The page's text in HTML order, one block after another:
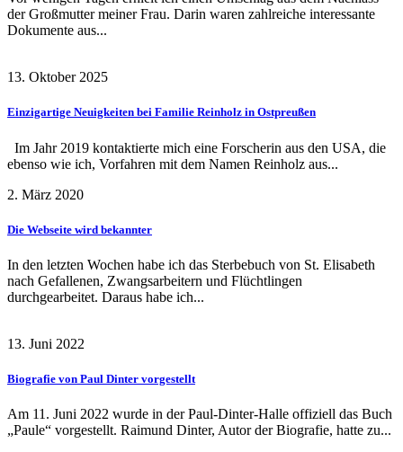
der Großmutter meiner Frau. Darin waren zahlreiche interessante
Dokumente aus...
13. Oktober 2025
Einzigartige Neuigkeiten bei Familie Reinholz in Ostpreußen
Im Jahr 2019 kontaktierte mich eine Forscherin aus den USA, die
ebenso wie ich, Vorfahren mit dem Namen Reinholz aus...
2. März 2020
Die Webseite wird bekannter
In den letzten Wochen habe ich das Sterbebuch von St. Elisabeth
nach Gefallenen, Zwangsarbeitern und Flüchtlingen
durchgearbeitet. Daraus habe ich...
13. Juni 2022
Biografie von Paul Dinter vorgestellt
Am 11. Juni 2022 wurde in der Paul-Dinter-Halle offiziell das Buch
„Paule“ vorgestellt. Raimund Dinter, Autor der Biografie, hatte zu...